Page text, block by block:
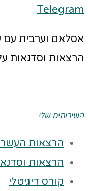
Telegram
אסלאם וערבית עם
הרצאות וסדנאות
השירותים שלי
הרצאות
הרצאות
קורס דיגיטלי